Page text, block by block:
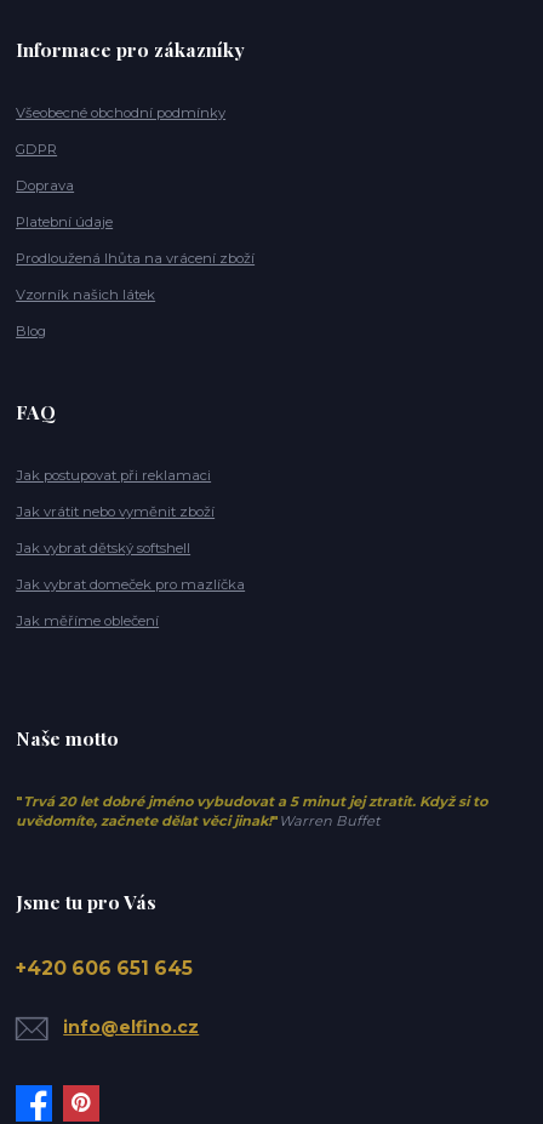
Informace pro zákazníky
Všeobecné obchodní podmínky
GDPR
Doprava
Platební údaje
Prodloužená lhůta na vrácení zboží
Vzorník našich látek
Blog
FAQ
Jak postupovat při reklamaci
Jak vrátit nebo vyměnit zboží
Jak vybrat dětský softshell
Jak vybrat domeček pro mazlíčka
Jak měříme oblečení
Naše motto
" Trvá 20 let dobré jméno vybudovat a 5 minut jej ztratit. Když si to
uvědomíte, začnete dělat věci jinak!" Warren Buffet
Jsme tu pro Vás
+420 606 651 645
info@elfino.cz